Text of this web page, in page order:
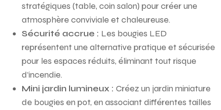
stratégiques (table, coin salon) pour créer une
atmosphère conviviale et chaleureuse.
Sécurité accrue : Les bougies LED
représentent une alternative pratique et sécurisée
pour les espaces réduits, éliminant tout risque
d’incendie.
Mini jardin lumineux : Créez un jardin miniature
de bougies en pot, en associant différentes tailles